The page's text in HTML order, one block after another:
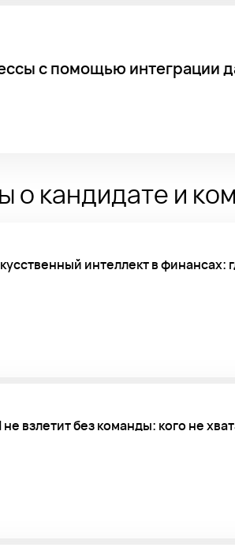
с помощью интеграции
о кандидате и
интеллект в финансах:
не взлетит без команды: кого не